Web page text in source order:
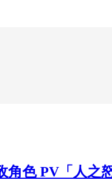
角色 PV「人之